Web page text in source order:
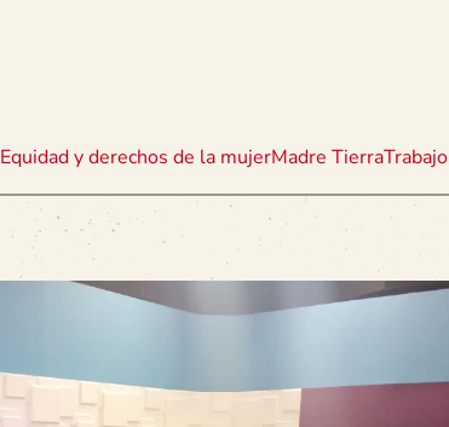
Equidad y derechos de la mujerMadre TierraTrabajo